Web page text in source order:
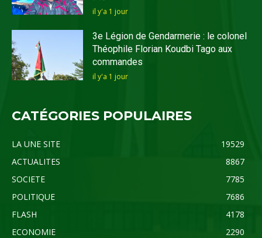
il y'a 1 jour
3e Légion de Gendarmerie : le colonel
Théophile Florian Koudbi Tago aux
commandes
il y'a 1 jour
CATÉGORIES POPULAIRES
LA UNE SITE
19529
ACTUALITES
8867
SOCIETE
7785
POLITIQUE
7686
FLASH
4178
ECONOMIE
2290